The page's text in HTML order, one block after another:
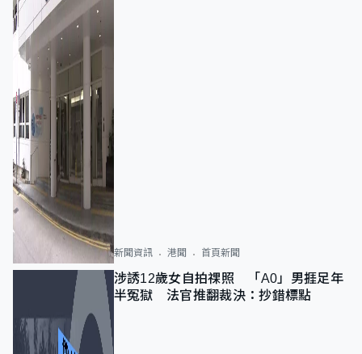
新聞資訊 港聞 首頁新聞
涉誘12歲女自拍祼照 「A0」男捱足年
半冤獄 法官推翻裁決：抄錯標點